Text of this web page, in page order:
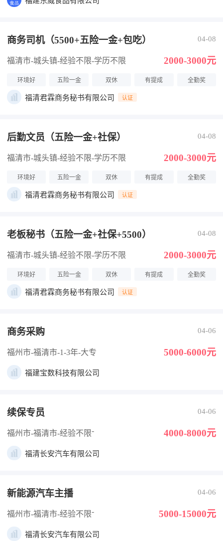
商务司机（5500+五险一金+包吃） 04-08
福清市-城头镇-经验不限-学历不限 2000-3000元
环境好 五险一金 双休 有提成 全勤奖
福清君霖商务秘书有限公司 认证
后勤文员（五险一金+社保） 04-08
福清市-城头镇-经验不限-学历不限 2000-3000元
环境好 五险一金 双休 有提成 全勤奖
福清君霖商务秘书有限公司 认证
老板秘书（五险一金+社保+5500） 04-08
福清市-城头镇-经验不限-学历不限 2000-3000元
环境好 五险一金 双休 有提成 全勤奖
福清君霖商务秘书有限公司 认证
商务采购 04-06
福州市-福清市-1-3年-大专 5000-6000元
福建宝数科技有限公司
续保专员 04-06
福州市-福清市-经验不限- 4000-8000元
福清长安汽车有限公司
新能源汽车主播 04-06
福州市-福清市-经验不限- 5000-15000元
福清长安汽车有限公司